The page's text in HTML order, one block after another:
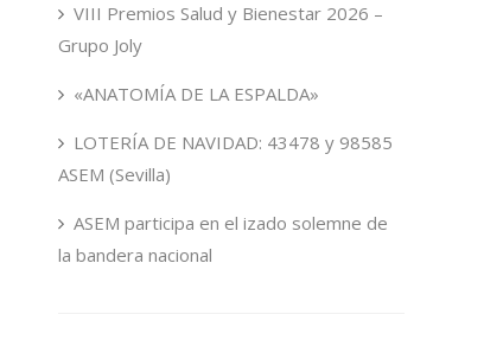
VIII Premios Salud y Bienestar 2026 –
Grupo Joly
«ANATOMÍA DE LA ESPALDA»
LOTERÍA DE NAVIDAD: 43478 y 98585
ASEM (Sevilla)
ASEM participa en el izado solemne de
la bandera nacional